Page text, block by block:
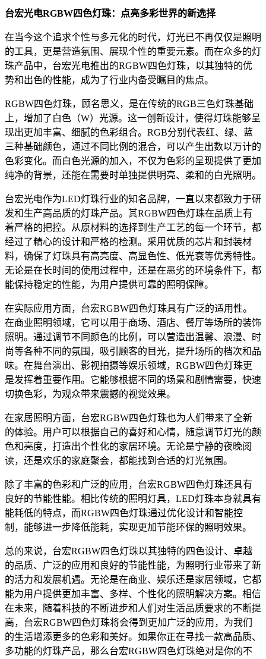
台宏光电RGBW四色灯珠：点亮多彩世界的新选择
在当今这个追求个性与多元化的时代，灯光已不再仅仅是照明
的工具，更是营造氛围、展现个性的重要元素。而在众多的灯
珠产品中，台宏光电推出的RGBW四色灯珠，以其独特的优
势和出色的性能，成为了行业内备受瞩目的焦点。
RGBW四色灯珠，顾名思义，是在传统的RGB三色灯珠基础
上，增加了白色（W）光源。这一创新设计，使得灯珠能够呈
现出更加丰富、细腻的色彩组合。RGB分别代表红、绿、蓝
三种基础颜色，通过不同比例的混合，可以产生出数以万计的
色彩变化。而白色光源的加入，不仅为色彩的呈现提供了更加
纯净的背景，还能在需要时单独提供明亮、柔和的白光照明。
台宏光电作为LED灯珠行业的知名品牌，一直以来都致力于研
发和生产高品质的灯珠产品。其RGBW四色灯珠在品质上有
着严格的把控。从原材料的选择到生产工艺的每一个环节，都
经过了精心的设计和严格的检测。采用优质的芯片和封装材
料，确保了灯珠具有高亮度、高显色性、低光衰等优秀特性。
无论是在长时间的使用过程中，还是在恶劣的环境条件下，都
能保持稳定的性能，为用户提供可靠的照明保障。
在实际应用方面，台宏RGBW四色灯珠具有广泛的适用性。
在商业照明领域，它可以用于商场、酒店、餐厅等场所的装饰
照明。通过调节不同颜色的比例，可以营造出温馨、浪漫、时
尚等各种不同的氛围，吸引顾客的目光，提升场所的档次和品
味。在舞台演出、影视拍摄等娱乐领域，RGBW四色灯珠更
是发挥着重要作用。它能够根据不同的场景和剧情需要，快速
切换色彩，为观众带来震撼的视觉效果。
在家居照明方面，台宏RGBW四色灯珠也为人们带来了全新
的体验。用户可以根据自己的喜好和心情，随意调节灯光的颜
色和亮度，打造出个性化的家居环境。无论是宁静的夜晚阅
读，还是欢乐的家庭聚会，都能找到合适的灯光氛围。
除了丰富的色彩和广泛的应用，台宏RGBW四色灯珠还具有
良好的节能性能。相比传统的照明灯具，LED灯珠本身就具有
能耗低的特点，而RGBW四色灯珠通过优化设计和智能控
制，能够进一步降低能耗，实现更加节能环保的照明效果。
总的来说，台宏RGBW四色灯珠以其独特的四色设计、卓越
的品质、广泛的应用和良好的节能性能，为照明行业带来了新
的活力和发展机遇。无论是在商业、娱乐还是家居领域，它都
能为用户提供更加丰富、多样、个性化的照明解决方案。相信
在未来，随着科技的不断进步和人们对生活品质要求的不断提
高，台宏RGBW四色灯珠将会得到更加广泛的应用，为我们
的生活增添更多的色彩和美好。如果你正在寻找一款高品质、
多功能的灯珠产品，那么台宏RGBW四色灯珠绝对是你的不